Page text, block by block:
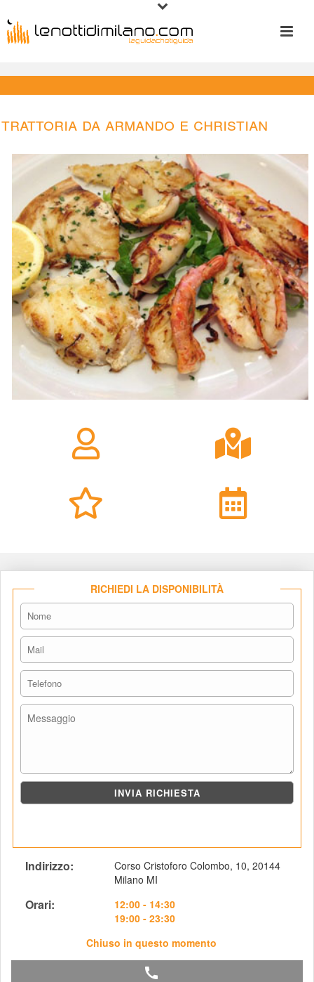
Trattoria da Armando e Christian
RICHIEDI LA DISPONIBILITÀ
Indirizzo:
Corso Cristoforo Colombo, 10, 20144
Milano MI
Orari:
12:00 - 14:30
19:00 - 23:30
Chiuso in questo momento
call